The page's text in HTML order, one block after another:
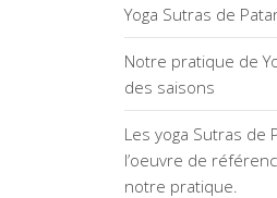
Yoga Sutras de
Notre pratique de
des saisons
Les yoga Sutras de
l’oeuvre de
notre pratique.